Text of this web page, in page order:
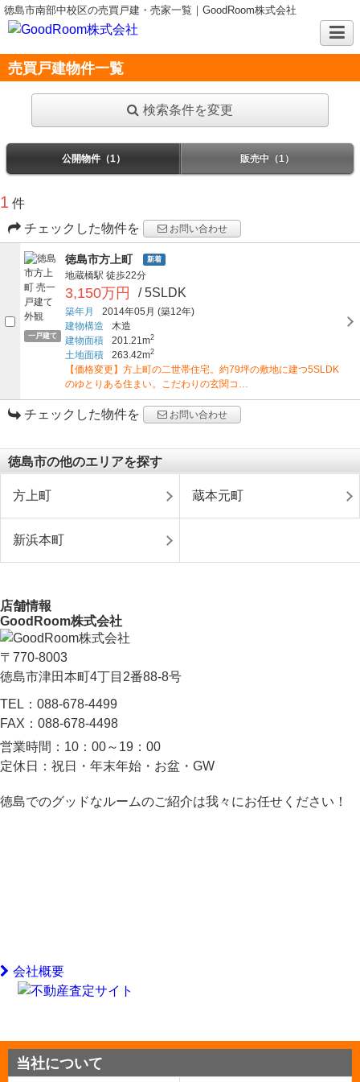
徳島市南部中校区の売買戸建・売家一覧｜GoodRoom株式会社
売買戸建物件一覧
検索条件を変更
公開物件（1） 販売中（1）
1 件
チェックした物件を
お問い合わせ
一戸建て
徳島市方上町 新着
地蔵橋駅 徒歩22分
3,150万円 / 5SLDK
築年月 2014年05月 (築12年)
建物構造
木造
建物面積
201.21m2
土地面積 263.42m2
【価格変更】方上町の二世帯住宅。約79坪の敷地に建つ5SLDK
のゆとりある住まい。こだわりの玄関コ…
チェックした物件を お問い合わせ
徳島市の他のエリアを探す
方上町 蔵本元町
新浜本町
店舗情報
GoodRoom株式会社
〒770-8003
徳島市津田本町4丁目2番88-8号
TEL： 088-678-4499
FAX： 088-678-4498
営業時間： 10：00～19：00
定休日： 祝日・年末年始・お盆・GW
徳島でのグッドなルームのご紹介は我々にお任せください！
会社概要
当社について